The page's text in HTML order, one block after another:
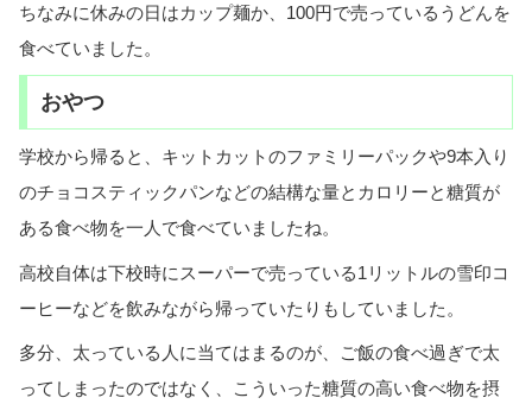
ちなみに休みの日はカップ麺か、100円で売っているうどんを
食べていました。
おやつ
学校から帰ると、キットカットのファミリーパックや9本入り
のチョコスティックパンなどの結構な量とカロリーと糖質が
ある食べ物を一人で食べていましたね。
高校自体は下校時にスーパーで売っている1リットルの雪印コ
ーヒーなどを飲みながら帰っていたりもしていました。
多分、太っている人に当てはまるのが、ご飯の食べ過ぎで太
ってしまったのではなく、こういった糖質の高い食べ物を摂